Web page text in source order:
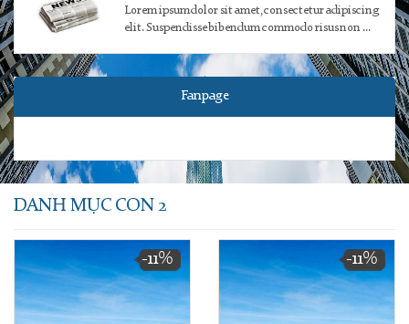
Lorem ipsum dolor sit amet, consectetur adipiscing
elit. Suspendisse bibendum commodo risus non ...
Fanpage
DANH MỤC CON 2
-11% -11%